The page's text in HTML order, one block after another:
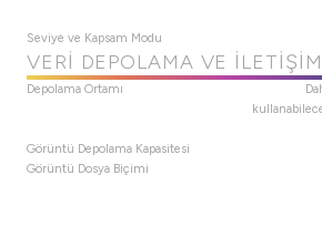
Seviye ve Kapsam Modu
VERI DEPOLAMA VE İLETIŞIM
Depolama Ortamı
Görüntü Depolama Kapasitesi
Görüntü Dosya Biçimi